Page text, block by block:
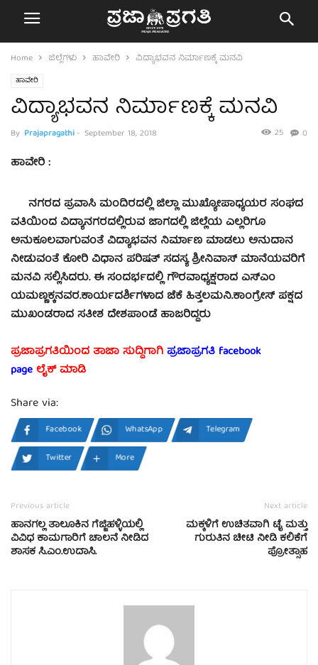
Home ಜಿಲ್ಲೆಗಳು ಹಾವೇರಿ ವಿದ್ಯಾಭವನ ನಿರ್ಮಾಣಕ್ಕೆ ಮನವಿ
ಹಾವೇರಿ
ವಿದ್ಯಾಭವನ ನಿರ್ಮಾಣಕ್ಕೆ ಮನವಿ
By Prajapragathi- September 18, 2018 0
25
ಹಾವೇರಿ :
ನಗರದ ಪ್ರವಾಸಿ ಮಂದಿರದಲ್ಲಿ ಜಿಲ್ಲಾ ಮುಖ್ಯೋಪಾಧ್ಯಯರ ಸಂಘದ
ವತಿಯಿಂದ ವಿದ್ಯಾನಗರದಲ್ಲಿರುವ ಜಾಗದಲ್ಲಿ ಜಿಲ್ಲೆಯ ಎಲ್ಲರಿಗೂ
ಅನುಕೂಲವಾಗುವಂತೆ ವಿದ್ಯಾಭವನ ನಿರ್ಮಾಣ ಮಾಡಲು ಅನುದಾನ
ನೀಡುವಂತೆ ಕೋರಿ ವಿಧಾನ ಪರಿಷತ್ ಸದಸ್ಯ ಶ್ರೀನಿವಾಸ್ ಮಾನೆಯವರಿಗೆ
ಮನವಿ ಸಲ್ಲಿಸಿದರು. ಈ ಸಂದರ್ಭದಲ್ಲಿ ಗೌರವಾಧ್ಯಕ್ಷರಾದ ಎಸ್‍ಎಂ
ಯಮಣ್ಣಕ್ಕನವರ.ಕಾರ್ಯದರ್ಶಿಗಳಾದ ಜೆಕೆ ಹಿತ್ತಲಮನಿ.ಕಾಂಗ್ರೇಸ್ ಪಕ್ಷದ
ಮುಖಂಡರಾದ ಸತೀಶ ದೇಶಪಾಂಡೆ ಹಾಜರಿದ್ದರು
ಪ್ರಜಾಪ್ರಗತಿಯಿಂದ ತಾಜಾ ಸುದ್ದಿಗಾಗಿಪ್ರಜಾಪ್ರಗತಿ facebook
page ಲೈಕ್ ಮಾಡಿ
Share via:
Facebook WhatsApp
Telegram
Twitter
More
Previous article
ಹಾನಗಲ್ಲ ತಾಲೂಕಿನ ಗೆಜ್ಜಿಹಳ್ಳಿಯಲ್ಲಿ
ವಿವಿಧ ಕಾಮಗಾರಿಗೆ ಚಾಲನೆ ನೀಡಿದ
ಶಾಸಕ ಸಿ.ಎಂ.ಉದಾಸಿ.
Next article
ಮಕ್ಕಳಿಗೆ ಉಚಿತವಾಗಿ ಟೈ ಮತ್ತು
ಗುರುತಿನ ಚೀಟಿ ನೀಡಿ ಕಲಿಕೆಗೆ
ಪ್ರೋತ್ಸಾಹ